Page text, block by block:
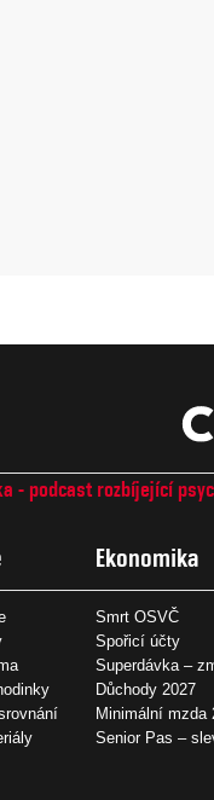
- podcast rozbíjející
Ekonomika
Smrt OSVČ
Spořicí účty
Superdávka –
Důchody 2027
Minimální mzda
Senior Pas –